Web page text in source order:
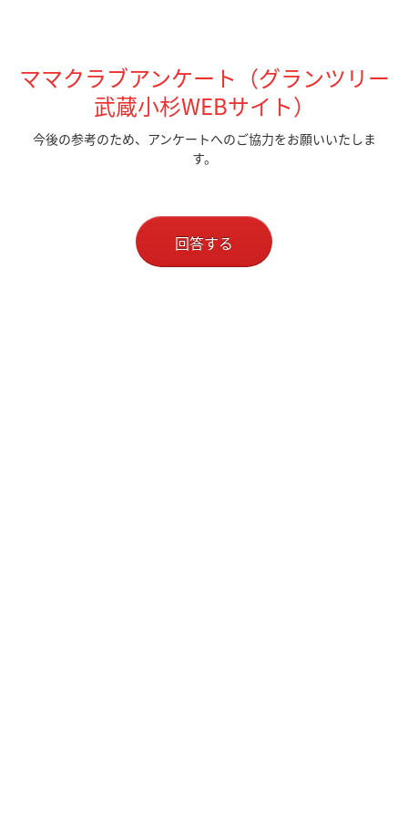
ママクラブアンケート（グランツリー
武蔵小杉WEBサイト）
今後の参考のため、アンケートへのご協力をお願いいたしま
す。
回答する